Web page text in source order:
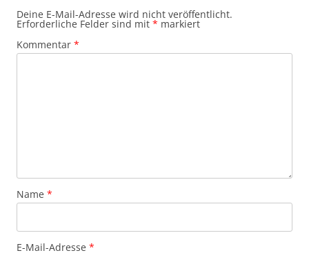
Deine E-Mail-Adresse wird nicht veröffentlicht.
Erforderliche Felder sind mit * markiert
Kommentar *
Name *
E-Mail-Adresse *